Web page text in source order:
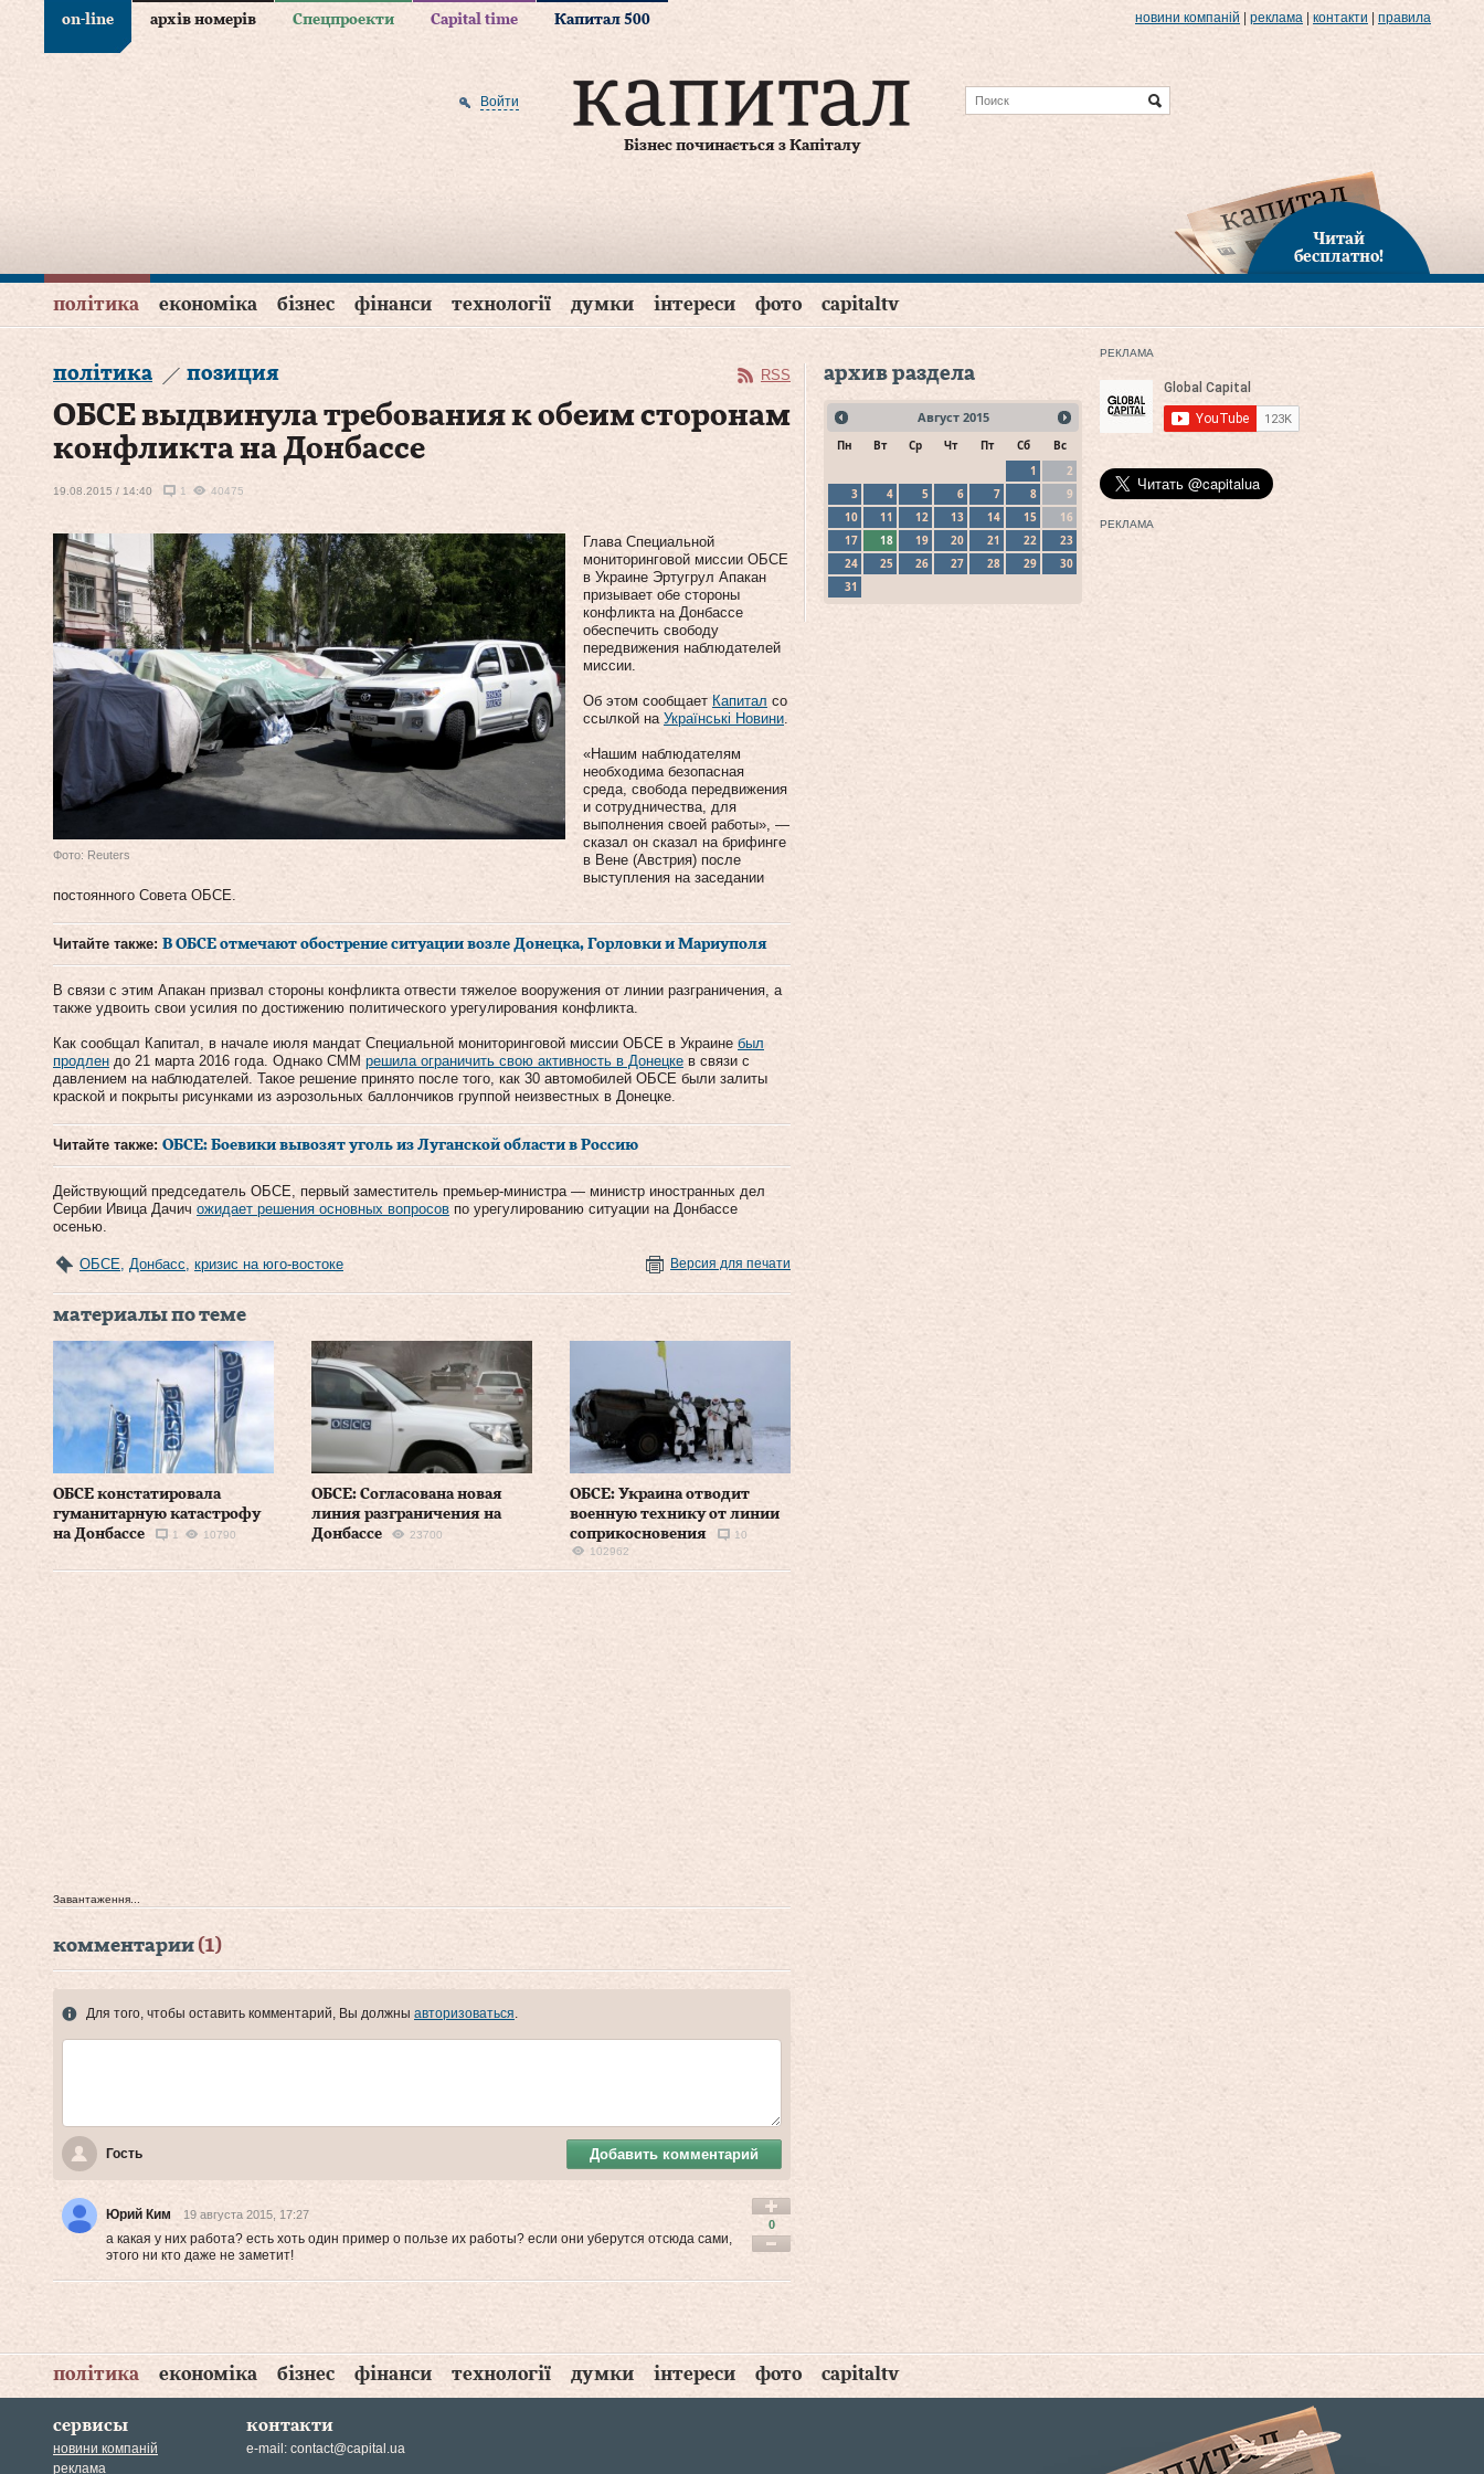
on-line архів номерів Спецпроекти Capital time Капитал 500 новини компаній реклама контакти правила
Бізнес починається з Капіталу
Войти
Читай
бесплатно!
політика економіка бізнес фінанси технології думки інтереси фото capitaltv
політика позиция RSS
​ОБСЕ выдвинула требования к обеим сторонам
конфликта на Донбассе
19.08.2015 / 14:40 1 40475
Фото: Reuters
Глава Специальной
мониторинговой миссии ОБСЕ
в Украине Эртугрул Апакан
призывает обе стороны
конфликта на Донбассе
обеспечить свободу
передвижения наблюдателей
миссии.
Об этом сообщает Капитал со
ссылкой на Українські Новини.
«Нашим наблюдателям
необходима безопасная
среда, свобода передвижения
и сотрудничества, для
выполнения своей работы», —
сказал он сказал на брифинге
в Вене (Австрия) после
выступления на заседании
постоянного Совета ОБСЕ.
Читайте также: В ОБСЕ отмечают обострение ситуации возле Донецка, Горловки и Мариуполя
В связи с этим Апакан призвал стороны конфликта отвести тяжелое вооружения от линии разграничения, а
также удвоить свои усилия по достижению политического урегулирования конфликта.
Как сообщал Капитал, в начале июля мандат Специальной мониторинговой миссии ОБСЕ в Украине был
продлен до 21 марта 2016 года. Однако СММ решила ограничить свою активность в Донецке в связи с
давлением на наблюдателей. Такое решение принято после того, как 30 автомобилей ОБСЕ были залиты
краской и покрыты рисунками из аэрозольных баллончиков группой неизвестных в Донецке.
Читайте также: ОБСЕ: Боевики вывозят уголь из Луганской области в Россию
Действующий председатель ОБСЕ, первый заместитель премьер-министра — министр иностранных дел
Сербии Ивица Дачич ожидает решения основных вопросов по урегулированию ситуации на Донбассе
осенью.
ОБСЕ, Донбасс, кризис на юго-востоке Версия для печати
материалы по теме
ОБСЕ констатировала
гуманитарную катастрофу
на Донбассе
1 10790
ОБСЕ: Согласована новая
линия разграничения на
Донбассе
23700
ОБСЕ: Украина отводит
военную технику от линии
соприкосновения
10
102962
Завантаження...
комментарии (1)
Для того, чтобы оставить комментарий, Вы должны авторизоваться.
Гость Добавить комментарий
Юрий Ким 19 августа 2015, 17:27
а какая у них работа? есть хоть один пример о пользе их работы? если они уберутся отсюда сами,
этого ни кто даже не заметит!
0
архив раздела
Август 2015
Пн Вт Ср Чт Пт Сб
Вс
1
2
3
4 5 6 7 8
9
10
11 12 13 14 15
16
17
18 19 20 21 22
23
24
25 26 27 28 29
30
31
РЕКЛАМА
РЕКЛАМА
політика економіка бізнес фінанси технології думки інтереси фото capitaltv
сервисы
новини компаній
реклама
контакти
e-mail: contact@capital.ua